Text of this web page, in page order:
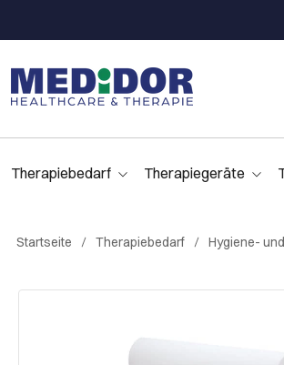
Therapiebedarf Therapiegeräte
Startseite Therapiebedarf Hygiene-